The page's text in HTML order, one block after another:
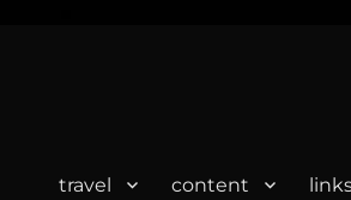
travel content